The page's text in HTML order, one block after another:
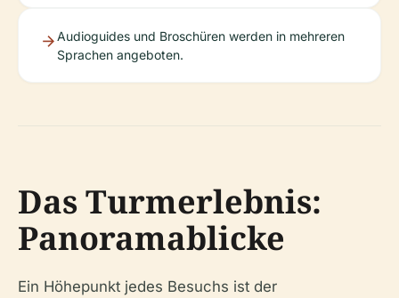
Audioguides und Broschüren werden in mehreren
Sprachen angeboten.
Das Turmerlebnis:
Panoramablicke
Ein Höhepunkt jedes Besuchs ist der